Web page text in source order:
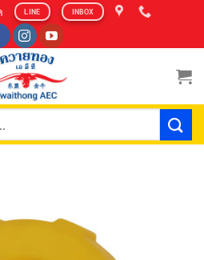
LINE INBOX